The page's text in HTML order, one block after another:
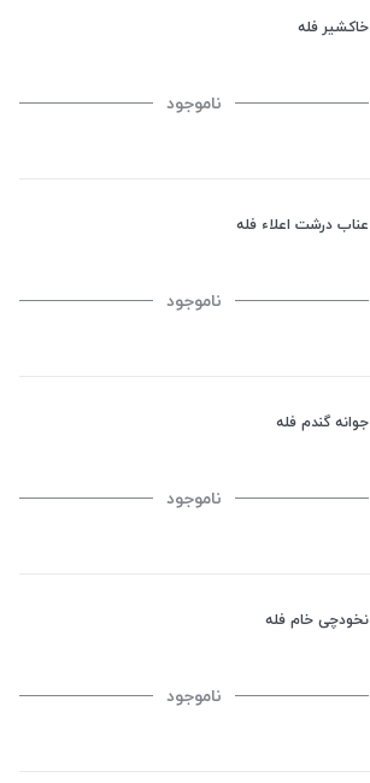
خاکشیر فله
ناموجود
عناب درشت اعلاء فله
ناموجود
جوانه گندم فله
ناموجود
نخودچی خام فله
ناموجود